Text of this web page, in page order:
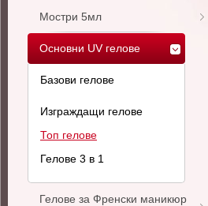
Мостри 5мл
Основни UV гелове
Базови гелове
Изграждащи гелове
Топ гелове
Гелове 3 в 1
Гелове за Френски маникюр